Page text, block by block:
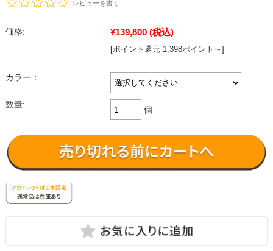
レビューを書く
価格: ¥139,800 (税込)
[ポイント還元 1,398ポイント～]
カラー：
数量:
個